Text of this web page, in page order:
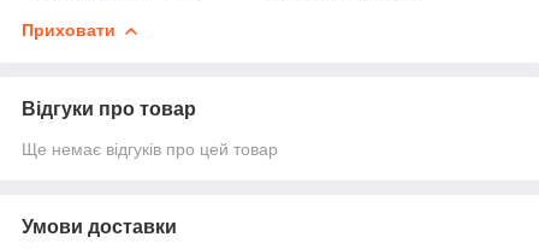
Приховати
Відгуки про товар
Ще немає відгуків про цей товар
Умови доставки